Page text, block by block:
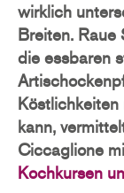
wirklich
Breiten.
die essbaren
kann,
Ciccaglione
Kochkursen